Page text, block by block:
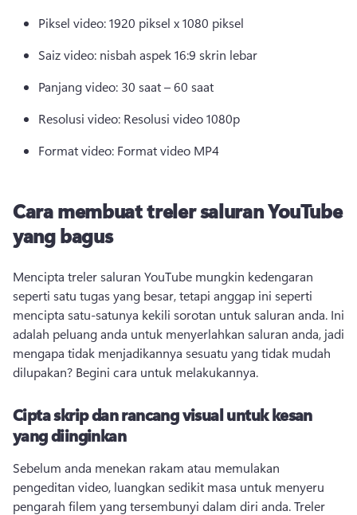
Piksel video: 1920 piksel x 1080 piksel
Saiz video: nisbah aspek 16:9 skrin lebar
Panjang video: 30 saat – 60 saat
Resolusi video: Resolusi video 1080p
Format video: Format video MP4
Cara membuat treler saluran YouTube
yang bagus
Mencipta treler saluran YouTube mungkin kedengaran
seperti satu tugas yang besar, tetapi anggap ini seperti
mencipta satu-satunya kekili sorotan untuk saluran anda. Ini
adalah peluang anda untuk menyerlahkan saluran anda, jadi
mengapa tidak menjadikannya sesuatu yang tidak mudah
dilupakan? Begini cara untuk melakukannya.
Cipta skrip dan rancang visual untuk kesan
yang diinginkan
Sebelum anda menekan rakam atau memulakan
pengeditan video, luangkan sedikit masa untuk menyeru
pengarah filem yang tersembunyi dalam diri anda. Treler